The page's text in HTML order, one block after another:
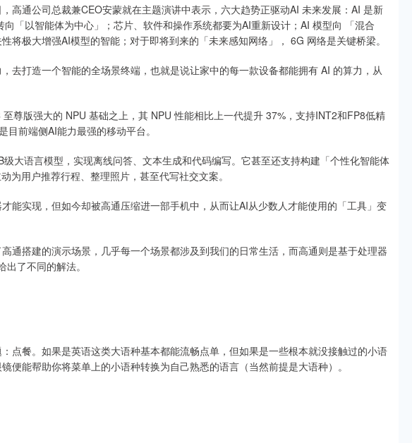
高通公司总裁兼CEO安蒙就在主题演讲中表示，六大趋势正驱动AI 未来发展：AI 是新
「以智能体为中心」；芯片、软件和操作系统都要为AI重新设计；AI 模型向 「混合
将极大增强AI模型的智能；对于即将到来的「未来感知网络」， 6G 网络是关键桥梁。
去打造一个智能的全场景终端，也就是说让家中的每一款设备都能拥有 AI 的算力，从
尊版强大的 NPU 基础之上，其 NPU 性能相比上一代提升 37%，支持INT2和FP8低精
前端侧AI能力最强的移动平台。
大语言模型，实现离线问答、文本生成和代码编写。它甚至还支持构建「个性化智能体
为用户推荐行程、整理照片，甚至代写社交文案。
能实现，但如今却被高通压缩进一部手机中，从而让AI从少数人才能使用的「工具」变
通搭建的演示场景，几乎每一个场景都涉及到我们的日常生活，而高通则是基于处理器
了不同的解法。
点餐。如果是英语这类大语种基本都能流畅点单，但如果是一些根本就没接触过的小语
便能帮助你将菜单上的小语种转换为自己熟悉的语言（当然前提是大语种）。